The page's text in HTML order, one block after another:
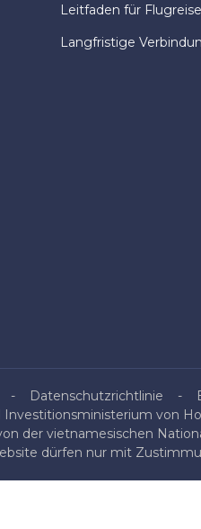
Leitfaden für
Langfristige
Datenschutzrichtlinie
von
der vietnamesischen
dürfen nur mit